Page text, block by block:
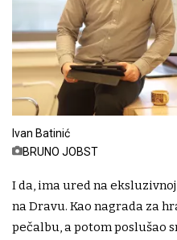
Ivan Batinić
BRUNO JOBST
I da, ima ured na
na Dravu. Kao nagrada za
pečalbu, a potom poslušao